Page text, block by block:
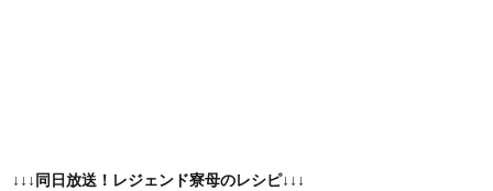
↓↓↓同日放送！レジェンド寮母のレシピ↓↓↓